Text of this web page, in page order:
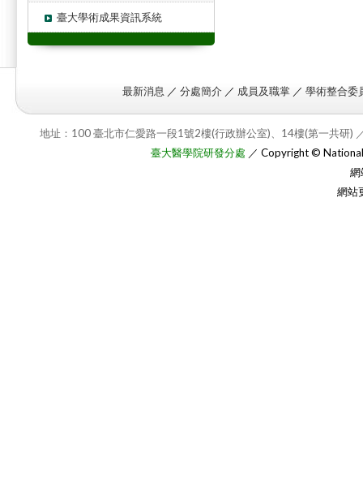
臺大學術成果資訊系統
最新消息 ／ 分處簡介 ／ 成員及職掌 ／ 學術整合委
地址：100 臺北市仁愛路一段1號2樓(行政辦公室)、14樓(第一共研)
臺大醫學院研發分處 ／ Copyright ©
網
網站